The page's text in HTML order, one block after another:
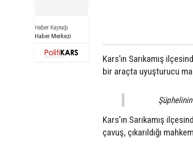
Haber Kaynağı
Haber Merkezi
Kars’ın Sarıkamış
bir araçta uyuşturucu
Kars'ın Sarıkamış
çavuş, çıkarıldığı